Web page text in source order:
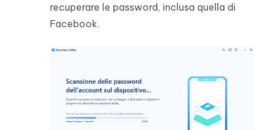
recuperare le password, inclusa quella di
Facebook.